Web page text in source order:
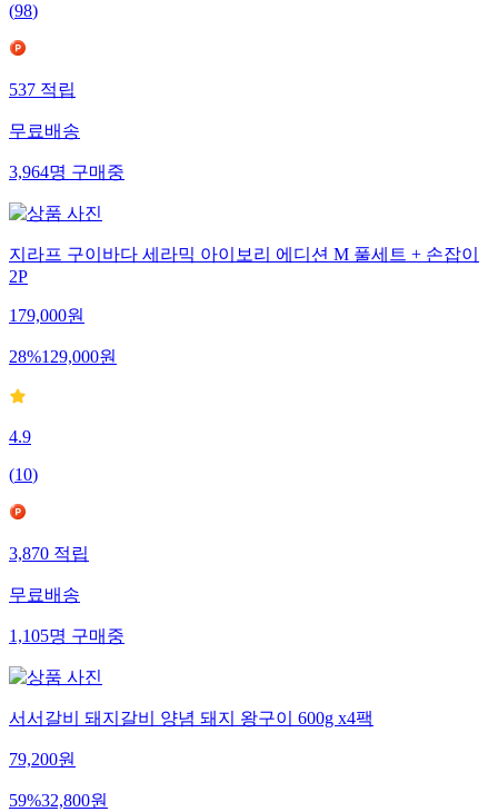
(98)
537 적립
무료배송
3,964명 구매중
지라프 구이바다 세라믹 아이보리 에디션 M 풀세트 + 손잡이
2P
179,000원
28%129,000원
4.9
(10)
3,870 적립
무료배송
1,105명 구매중
서서갈비 돼지갈비 양념 돼지 왕구이 600g x4팩
79,200원
59%32,800원